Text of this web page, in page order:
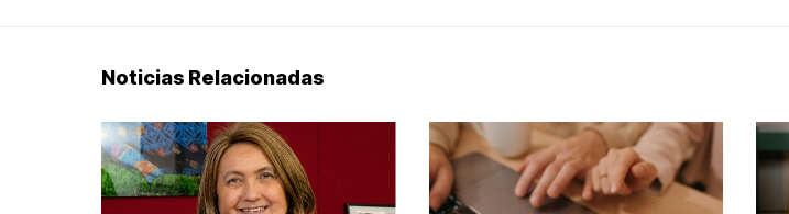
Noticias Relacionadas